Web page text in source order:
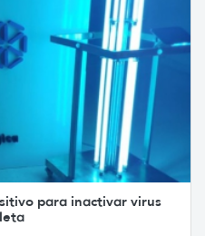
para inactivar virus